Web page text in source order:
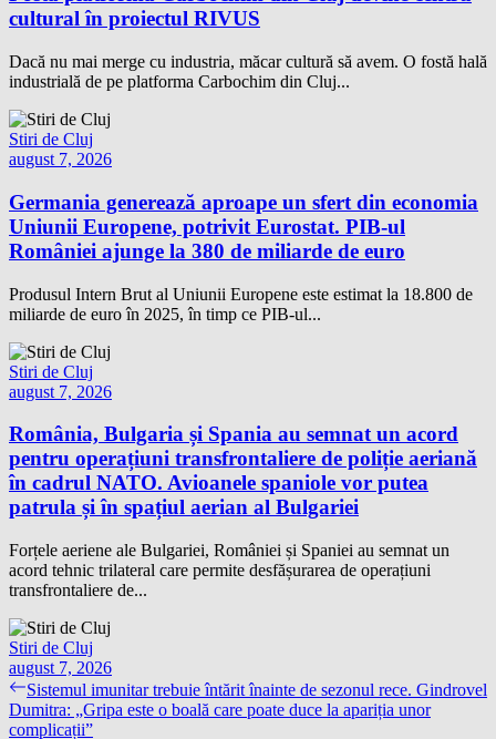
cultural în proiectul RIVUS
Dacă nu mai merge cu industria, măcar cultură să avem. O fostă hală
industrială de pe platforma Carbochim din Cluj...
Stiri de Cluj
august 7, 2026
Germania generează aproape un sfert din economia
Uniunii Europene, potrivit Eurostat. PIB-ul
României ajunge la 380 de miliarde de euro
Produsul Intern Brut al Uniunii Europene este estimat la 18.800 de
miliarde de euro în 2025, în timp ce PIB-ul...
Stiri de Cluj
august 7, 2026
România, Bulgaria și Spania au semnat un acord
pentru operațiuni transfrontaliere de poliție aeriană
în cadrul NATO. Avioanele spaniole vor putea
patrula și în spațiul aerian al Bulgariei
Forțele aeriene ale Bulgariei, României și Spaniei au semnat un
acord tehnic trilateral care permite desfășurarea de operațiuni
transfrontaliere de...
Stiri de Cluj
august 7, 2026
Navigare
în
Previous
post:
Sistemul imunitar trebuie întărit înainte de sezonul rece. Gindrovel
Dumitra: „Gripa este o boală care poate duce la apariția unor
complicații”